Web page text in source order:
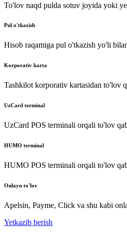
To'lov naqd pulda sotuv joyida yoki
Pul o'tkazish
Hisob raqamiga pul o'tkazish yo'li
Korporativ karta
Tashkilot korporativ kartasidan to'lov
UzCard terminal
UzCard POS terminali orqali to'lov
HUMO terminal
HUMO POS terminali orqali to'lov
Onlayn to'lov
Apelsin, Payme, Click va shu kabi
Yetkazib berish